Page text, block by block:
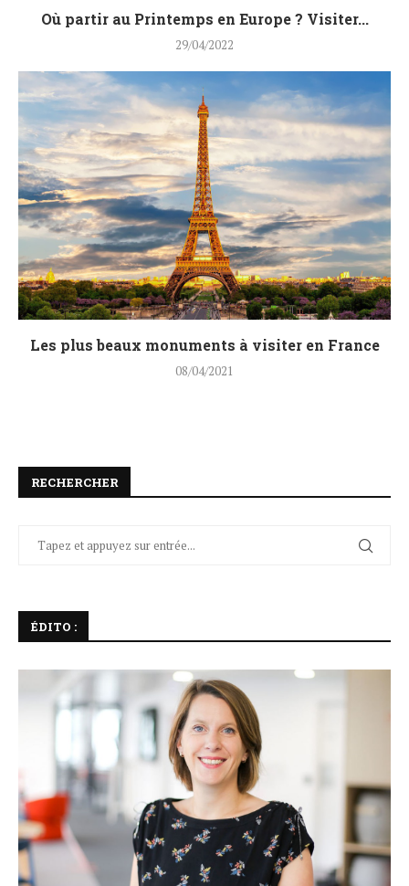
Où partir au Printemps en Europe ? Visiter...
29/04/2022
Les plus beaux monuments à visiter en France
08/04/2021
RECHERCHER
ÉDITO :